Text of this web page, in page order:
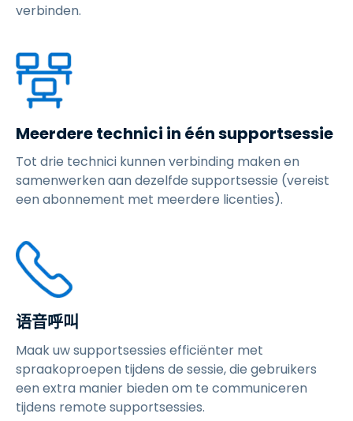
verbinden.
Meerdere technici in één supportsessie
Tot drie technici kunnen verbinding maken en
samenwerken aan dezelfde supportsessie (vereist
een abonnement met meerdere licenties).
语音呼叫
Maak uw supportsessies efficiënter met
spraakoproepen tijdens de sessie, die gebruikers
een extra manier bieden om te communiceren
tijdens remote supportsessies.